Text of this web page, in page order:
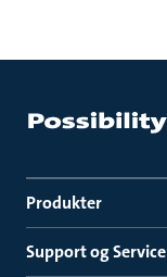
Produkter
Support og Service